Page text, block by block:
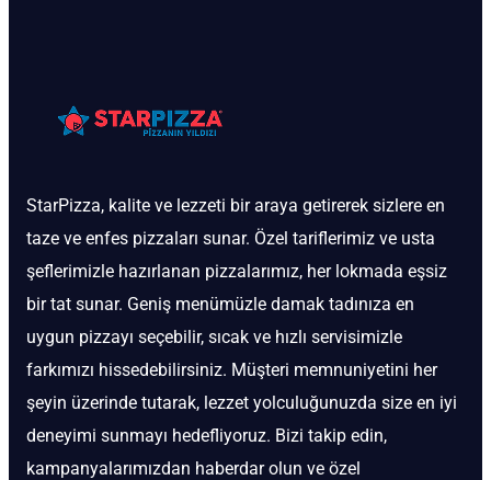
StarPizza, kalite ve lezzeti bir araya getirerek sizlere en
taze ve enfes pizzaları sunar. Özel tariflerimiz ve usta
şeflerimizle hazırlanan pizzalarımız, her lokmada eşsiz
bir tat sunar. Geniş menümüzle damak tadınıza en
uygun pizzayı seçebilir, sıcak ve hızlı servisimizle
farkımızı hissedebilirsiniz. Müşteri memnuniyetini her
şeyin üzerinde tutarak, lezzet yolculuğunuzda size en iyi
deneyimi sunmayı hedefliyoruz. Bizi takip edin,
kampanyalarımızdan haberdar olun ve özel